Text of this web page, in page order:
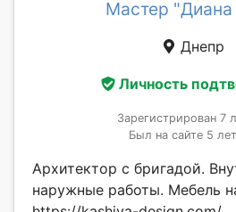
Мастер
Днепр
Личность
Зарегистрирован 7
Был на сайте 5
Архитектор с бригадой.
наружные работы. Мебель